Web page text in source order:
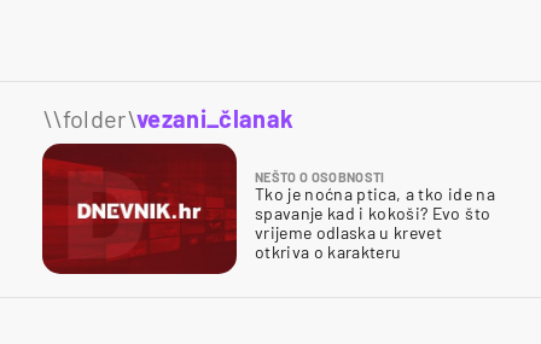
\\folder\vezani_članak
NEŠTO O OSOBNOSTI
Tko je noćna ptica, a tko ide na
spavanje kad i kokoši? Evo što
vrijeme odlaska u krevet
otkriva o karakteru